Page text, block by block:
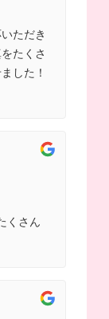
ただき
たくさ
した！
くさん